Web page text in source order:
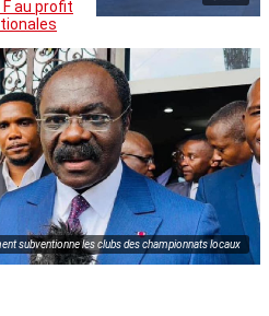
au profit
subventionne les clubs des championnats locaux